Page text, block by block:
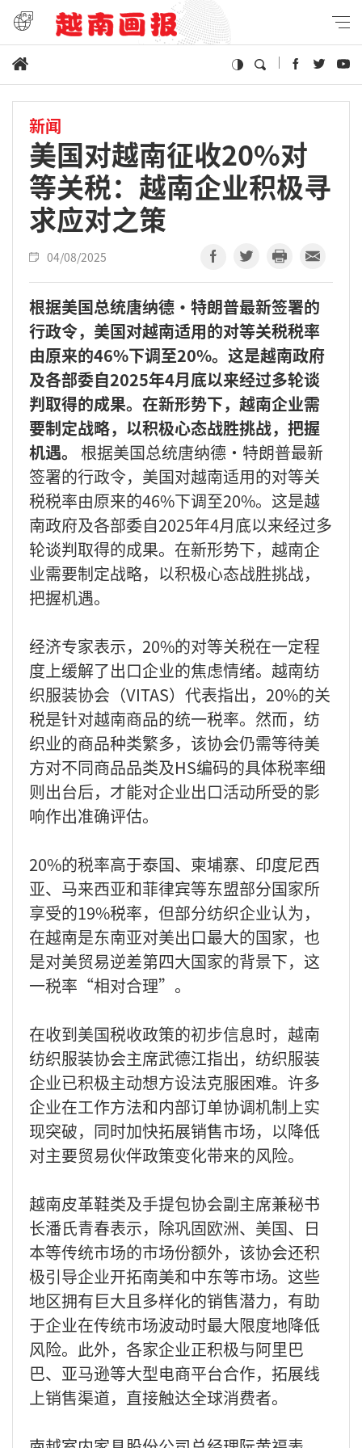
新闻
美国对越南征收20%对
等关税：越南企业积极寻
求应对之策
04/08/2025
根据美国总统唐纳德·特朗普最新签署的
行政令，美国对越南适用的对等关税税率
由原来的46%下调至20%。这是越南政府
及各部委自2025年4月底以来经过多轮谈
判取得的成果。在新形势下，越南企业需
要制定战略，以积极心态战胜挑战，把握
机遇。
根据美国总统唐纳德·特朗普最新
签署的行政令，美国对越南适用的对等关
税税率由原来的46%下调至20%。这是越
南政府及各部委自2025年4月底以来经过多
轮谈判取得的成果。在新形势下，越南企
业需要制定战略，以积极心态战胜挑战，
把握机遇。
经济专家表示，20%的对等关税在一定程
度上缓解了出口企业的焦虑情绪。越南纺
织服装协会（VITAS）代表指出，20%的关
税是针对越南商品的统一税率。然而，纺
织业的商品种类繁多，该协会仍需等待美
方对不同商品品类及HS编码的具体税率细
则出台后，才能对企业出口活动所受的影
响作出准确评估。
20%的税率高于泰国、柬埔寨、印度尼西
亚、马来西亚和菲律宾等东盟部分国家所
享受的19%税率，但部分纺织企业认为，
在越南是东南亚对美出口最大的国家，也
是对美贸易逆差第四大国家的背景下，这
一税率“相对合理”。
在收到美国税收政策的初步信息时，越南
纺织服装协会主席武德江指出，纺织服装
企业已积极主动想方设法克服困难。许多
企业在工作方法和内部订单协调机制上实
现突破，同时加快拓展销售市场，以降低
对主要贸易伙伴政策变化带来的风险。
越南皮革鞋类及手提包协会副主席兼秘书
长潘氏青春表示，除巩固欧洲、美国、日
本等传统市场的市场份额外，该协会还积
极引导企业开拓南美和中东等市场。这些
地区拥有巨大且多样化的销售潜力，有助
于企业在传统市场波动时最大限度地降低
风险。此外，各家企业正积极与阿里巴
巴、亚马逊等大型电商平台合作，拓展线
上销售渠道，直接触达全球消费者。